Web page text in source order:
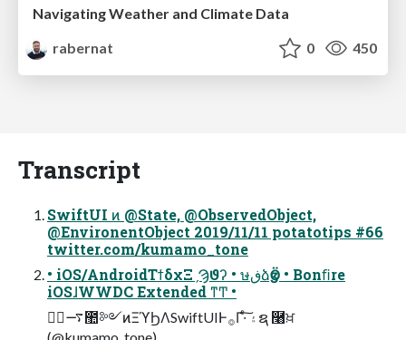
Navigating Weather and Climate Data
rabernat
0 450
Transcript
SwiftUI ͷ @State, @ObservedObject,
@EnvironentObject 2019/11/11 potatotips #66
twitter.com/kumamo_tone
• iOS/AndroidΤϯδχΞˏϠϑʔ • ษڧձӡӦ • Bonﬁre
iOSɺWWDC Extended ͳͲ •
࠷ۙࣾ಺༻ͷΞϓϦΛSwiftUIͰ࡞Γ·ͨ͠ ۽ຊ ࿨ਖ਼
(@kumamo_tone)